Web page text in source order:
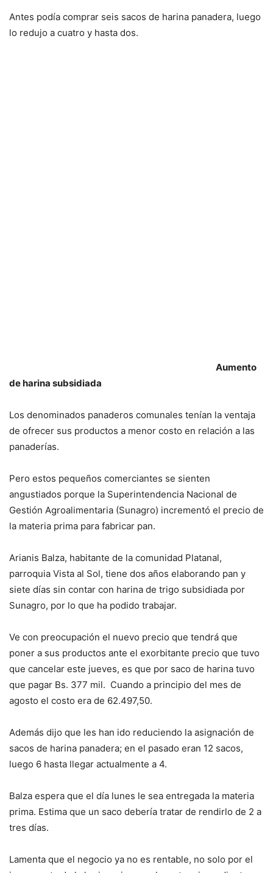
Antes podía comprar seis sacos de harina panadera, luego
lo redujo a cuatro y hasta dos.
Aumento
de harina subsidiada
Los denominados panaderos comunales tenían la ventaja
de ofrecer sus productos a menor costo en relación a las
panaderías.
Pero estos pequeños comerciantes se sienten
angustiados porque la Superintendencia Nacional de
Gestión Agroalimentaria (Sunagro) incrementó el precio de
la materia prima para fabricar pan.
Arianis Balza, habitante de la comunidad Platanal,
parroquia Vista al Sol, tiene dos años elaborando pan y
siete días sin contar con harina de trigo subsidiada por
Sunagro, por lo que ha podido trabajar.
Ve con preocupación el nuevo precio que tendrá que
poner a sus productos ante el exorbitante precio que tuvo
que cancelar este jueves, es que por saco de harina tuvo
que pagar Bs. 377 mil. Cuando a principio del mes de
agosto el costo era de 62.497,50.
Además dijo que les han ido reduciendo la asignación de
sacos de harina panadera; en el pasado eran 12 sacos,
luego 6 hasta llegar actualmente a 4.
Balza espera que el día lunes le sea entregada la materia
prima. Estima que un saco debería tratar de rendirlo de 2 a
tres días.
Lamenta que el negocio ya no es rentable, no solo por el